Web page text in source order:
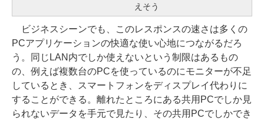
えそう
ビジネスシーンでも、このレスポンスの速さは多くの
PCアプリケーションの快適な使い心地につながるだろ
う。同じLAN内でしか使えないという制限はあるもの
の、例えば複数台のPCを使っているのにモニターが不足
しているとき、スマートフォンをディスプレイ代わりに
することができる。離れたところにある共用PCでしか見
られないデータを手元で見たり、その共用PCでしかでき